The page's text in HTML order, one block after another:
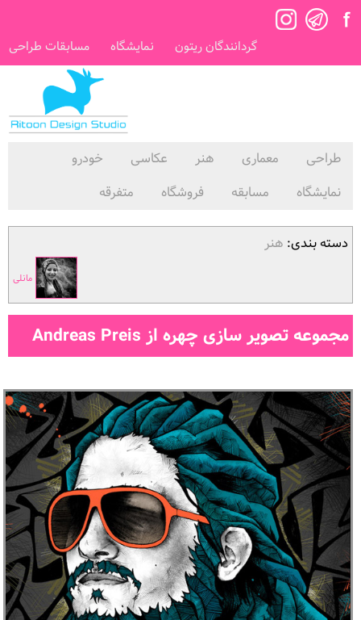
گردانندگان ریتون نمایشگاه مسابقات طراحی
طراحی معماری هنر عکاسی
خودرو
نمایشگاه
مسابقه فروشگاه متفرقه
دسته بندی: هنر
مانلی
مجموعه تصویر سازی چهره از Andreas Preis